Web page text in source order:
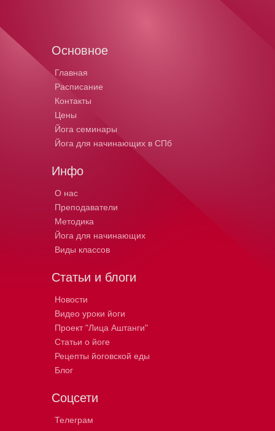
Основное
Главная
Расписание
Контакты
Цены
Йога семинары
Йога для начинающих в СПб
Инфо
О нас
Преподаватели
Методика
Йога для начинающих
Виды классов
Статьи и блоги
Новости
Видео уроки йоги
Проект "Лица Аштанги"
Статьи о йоге
Рецепты йоговской еды
Блог
Соцсети
Телеграм